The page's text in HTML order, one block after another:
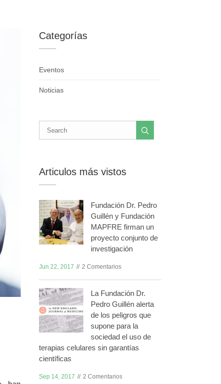
Categorías
Eventos
Noticias
Articulos más vistos
Fundación Dr. Pedro
Guillén y Fundación
MAPFRE firman un
proyecto conjunto de
investigación
Jun 22, 2017 2 Comentarios
La Fundación Dr.
Pedro Guillén alerta
de los peligros que
supone para la
sociedad el uso de
terapias celulares sin garantías
científicas
Sep 14, 2017 2 Comentarios